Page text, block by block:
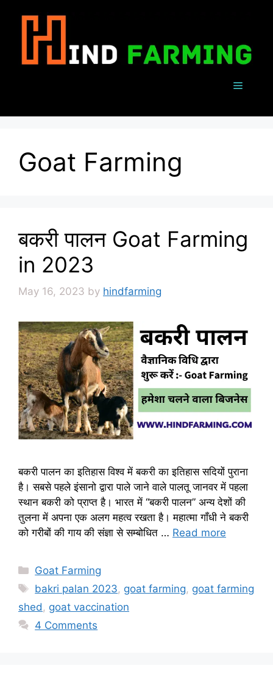
content
Menu
Goat Farming
बकरी पालन Goat Farming
in 2023
May 16, 2023 by hindfarming
बकरी पालन का इतिहास विश्व में बकरी का इतिहास सदियों पुराना
है। सबसे पहले इंसानो द्वारा पाले जाने वाले पालतू जानवर में पहला
स्थान बकरी को प्राप्त है। भारत में “बकरी पालन” अन्य देशों की
तुलना में अपना एक अलग महत्व रखता है। महात्मा गाँधी ने बकरी
को गरीबों की गाय की संज्ञा से सम्बोधित … Read more
Categories
Goat Farming
Tags
bakri palan 2023, goat farming, goat farming
shed , goat vaccination
4 Comments